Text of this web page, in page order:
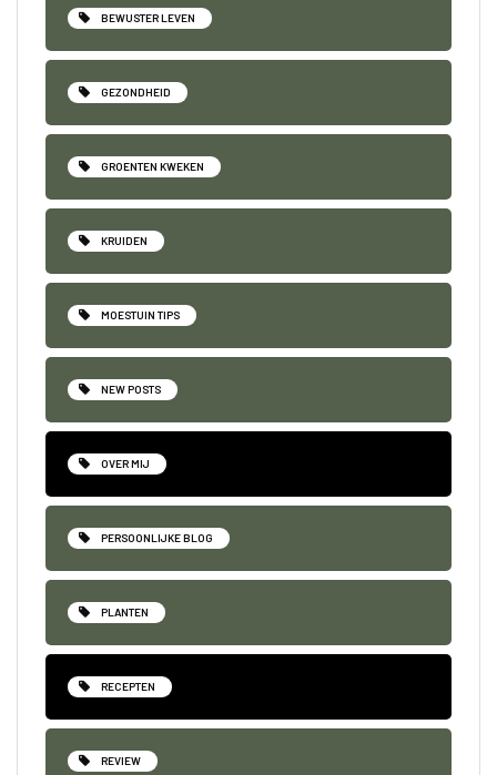
BEWUSTER LEVEN
GEZONDHEID
GROENTEN KWEKEN
KRUIDEN
MOESTUIN TIPS
NEW POSTS
OVER MIJ
PERSOONLIJKE BLOG
PLANTEN
RECEPTEN
REVIEW